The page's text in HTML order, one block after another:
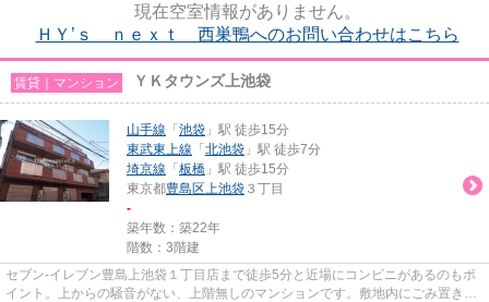
現在空室情報がありません。
ＨＹ’ｓ ｎｅｘｔ 西巣鴨へのお問い合わせはこちら
賃貸｜マンション ＹＫタウンズ上池袋
山手線 「 池袋 」駅 徒歩15分
東武東上線 「 北池袋 」駅 徒歩7分
埼京線 「 板橋 」駅 徒歩15分
東京都豊島区上池袋 ３丁目
-
築年数：築22年
階数：3階建
セブン-イレブン豊島上池袋１丁目店まで徒歩5分と近場にコンビニがあるのもポ
イント。上からの騒音がない、上階無しのマンションです。敷地内にごみ置き場